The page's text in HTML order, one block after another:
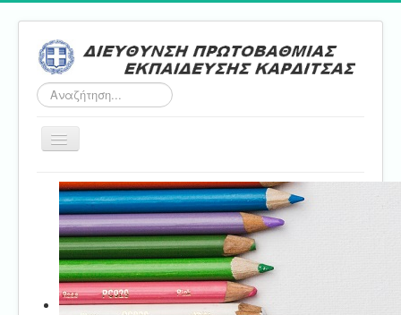
Αναζήτηση...
Εναλλαγή
Αρχική
ΔΠΕ
Τμήμα Α'
Τμήμα Β'
Τμήμα Γ'